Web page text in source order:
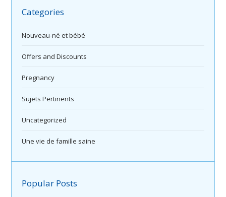
Categories
Nouveau-né et bébé
Offers and Discounts
Pregnancy
Sujets Pertinents
Uncategorized
Une vie de famille saine
Popular Posts